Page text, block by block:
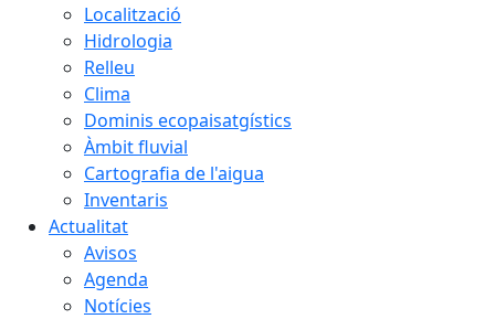
Localització
Hidrologia
Relleu
Clima
Dominis ecopaisatgístics
Àmbit fluvial
Cartografia de l'aigua
Inventaris
Actualitat
Avisos
Agenda
Notícies